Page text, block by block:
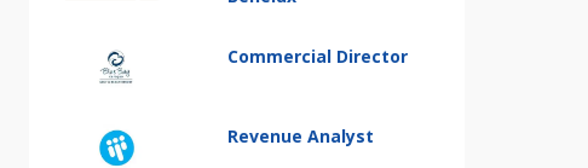
Commercial Director
Revenue Analyst